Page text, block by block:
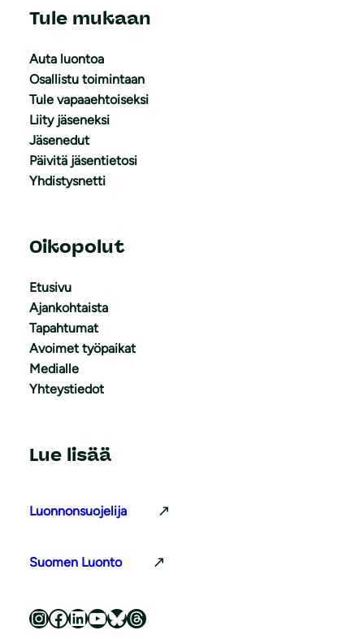
Tule mukaan
Auta luontoa
Osallistu toimintaan
Tule vapaaehtoiseksi
Liity jäseneksi
Jäsenedut
Päivitä jäsentietosi
Yhdistysnetti
Oikopolut
Etusivu
Ajankohtaista
Tapahtumat
Avoimet työpaikat
Medialle
Yhteystiedot
Lue lisää
Luonnonsuojelija
Suomen Luonto
Luonnonsuojeluliitto Instagramissa Luonnonsuojeluliitto Facebookissa Luonnonsuojeluliitto LinkedInissä Luonnonsuojeluliiton YouTube-kanava Luonnonsuojeluliitto Blueskyssa Luonnonsuojeluliitto Threadsissa